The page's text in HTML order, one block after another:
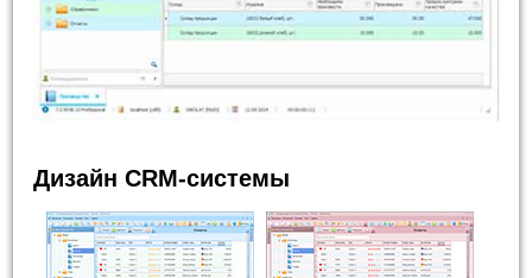
Дизайн CRM-системы